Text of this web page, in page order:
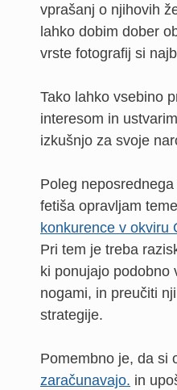
vprašanj o njihovih
lahko dobim dober
vrste fotografij si
Tako lahko vsebino
interesom in
izkušnjo za svoje
Poleg
fetiša opravljam
konkurence v okviru
Pri tem je treba
ki ponujajo podobno
nogami, in preučiti
strategije.
Pomembno je, da si
zaračunavajo. in